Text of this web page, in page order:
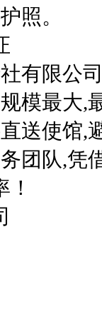
照。
有限公
模最大,
送使馆,
团队,凭